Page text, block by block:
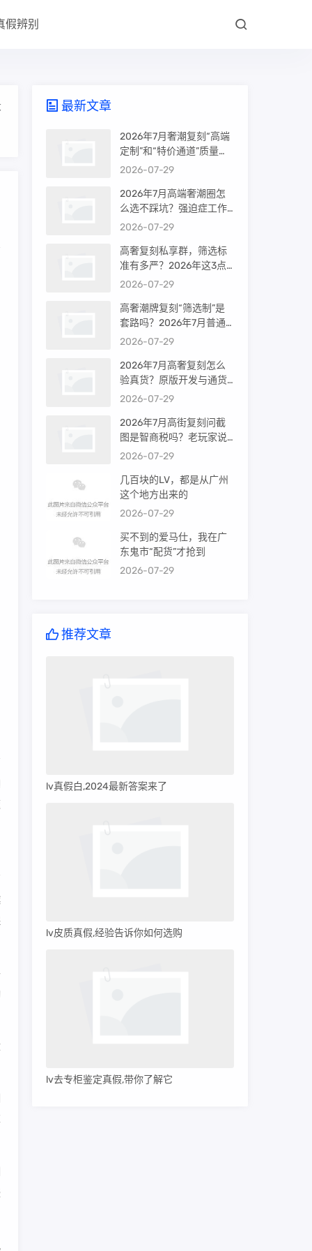
假辨别
最新文章
2026年7月奢潮复刻“高端
定制”和“特价通道”质量差
很多吗？内行人说出真相
2026-07-29
2026年7月高端奢潮圈怎
么选不踩坑？强迫症工作
室的筛选机制是真相还是
2026-07-29
高奢复刻私享群，筛选标
准有多严？2026年这3点
才是真相
2026-07-29
高奢潮牌复刻“筛选制”是
套路吗？2026年7月普通
买家能进高端群吗？
2026-07-29
2026年7月高奢复刻怎么
验真货？原版开发与通货
差距到底多大
2026-07-29
2026年7月高街复刻问截
图是智商税吗？老玩家说
出真相
2026-07-29
几百块的LV，都是从广州
这个地方出来的
2026-07-29
买不到的爱马仕，我在广
东鬼市“配货”才抢到
2026-07-29
推荐文章
lv真假白,2024最新答案来了
lv皮质真假,经验告诉你如何选购
lv去专柜鉴定真假,带你了解它